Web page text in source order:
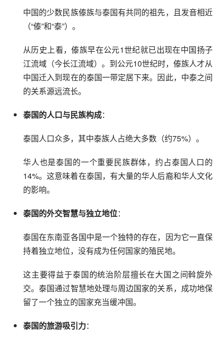
中国的少数民族傣族与泰国有共同的祖先，且发音相近
（“傣”和“泰”）。
从历史上看，傣族早在公元1世纪就已出现在中国扬子
江流域（今长江流域）。到公元10世纪时，傣族人才从
中国迁入到现在的泰国一带定居下来。因此，中泰之间
的关系源远流长。
泰国的人口与民族构成：
泰国人口众多，其中泰族人占绝大多数（约75%）。
华人也是泰国的一个重要民族群体，约占泰国人口的
14%。这意味着在泰国，有大量的华人后裔和华人文化
的影响。
泰国的外交智慧与独立地位：
泰国在东南亚各国中是一个独特的存在，因为它一直保
持着独立地位，没有成为任何国家的殖民地。
这主要得益于泰国的统治阶层擅长在大国之间斡旋外
交。泰国通过智慧地处理与周边国家的关系，成功地保
留了一个独立的国家充当缓冲国。
泰国的旅游吸引力：